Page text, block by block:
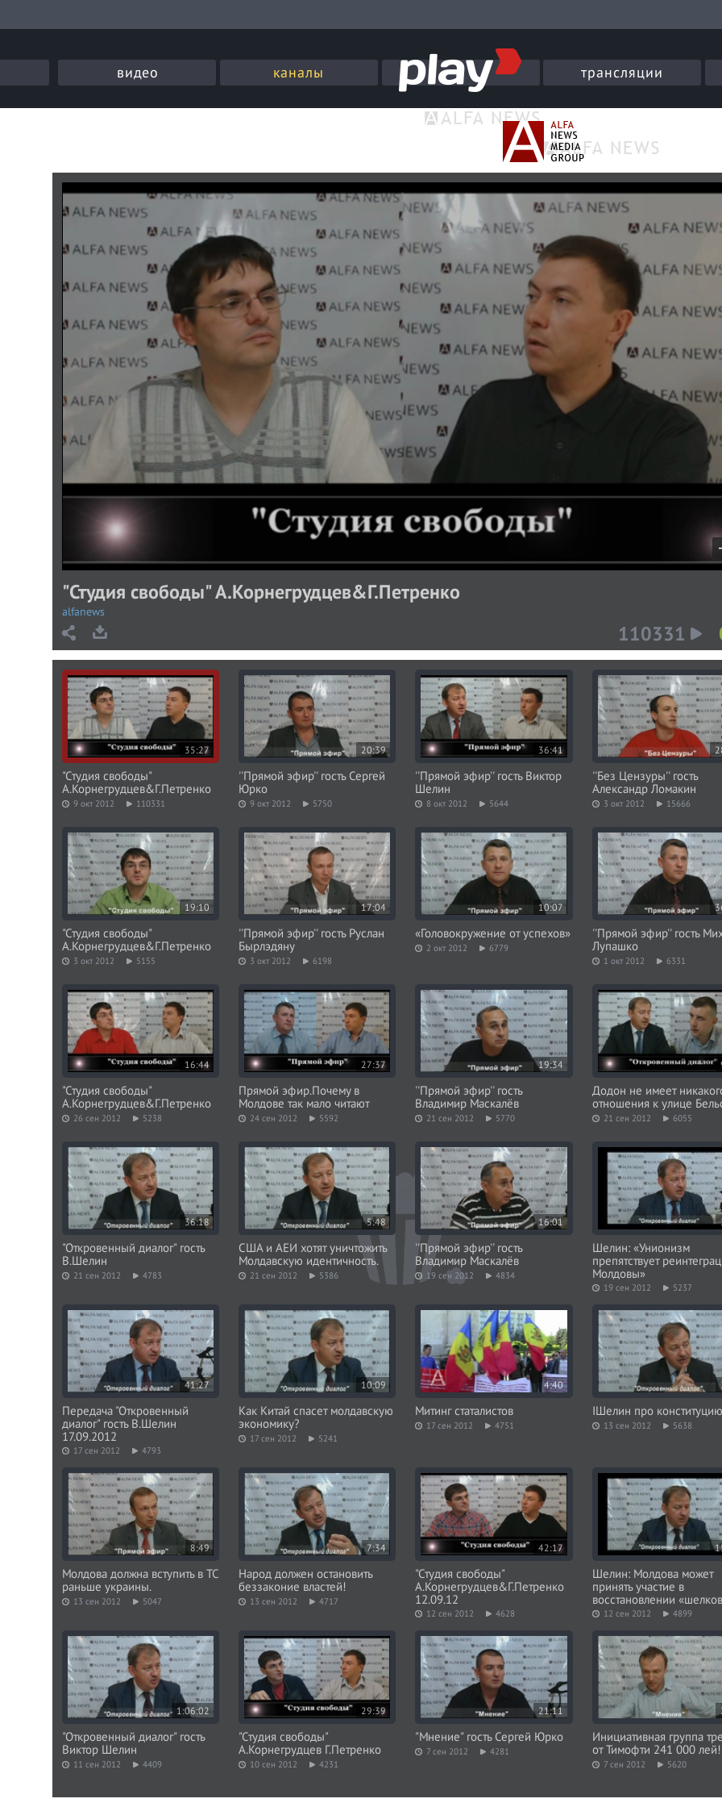
видео каналы трансляции
t
i
"Студия свободы" А.Корнегрудцев&Г.Петренко
alfanews
110331
35:27
"Студия свободы"
А.Корнегрудцев&Г.Петренко
9 окт 2012 110331
20:39
''Прямой эфир'' гость Сергей
Юрко
9 окт 2012 5750
36:41
''Прямой эфир'' гость Виктор
Шелин
8 окт 2012 5644
''Без Цензуры'' гость
Александр Ломакин
3 окт 2012 15666
19:10
"Студия свободы"
А.Корнегрудцев&Г.Петренко
3 окт 2012 5155
17:04
''Прямой эфир'' гость Руслан
Бырлэдяну
3 окт 2012 6198
10:07
«Головокружение от успехов»
2 окт 2012 6779
''Прямой эфир'' гость
Лупашко
1 окт 2012 6331
16:44
"Студия свободы"
А.Корнегрудцев&Г.Петренко
26 сен 2012 5238
27:37
Прямой эфир.Почему в
Молдове так мало читают
24 сен 2012 5592
19:34
''Прямой эфир'' гость
Владимир Маскалёв
21 сен 2012 5770
Додон не имеет
отношения к улице
21 сен 2012 6055
36:18
"Откровенный диалог" гость
В.Шелин
21 сен 2012 4783
5:48
США и АЕИ хотят уничтожить
Mолдавскую идентичность.
21 сен 2012 5386
16:01
''Прямой эфир'' гость
Владимир Маскалёв
19 сен 2012 4834
Шелин: «Унионизм
препятствует
Молдовы»
19 сен 2012 5237
41:27
Передача "Откровенный
диалог" гость В.Шелин
17.09.2012
17 сен 2012 4793
10:09
Как Китай спасет молдавскую
экономику?
17 сен 2012 5241
4:40
Митинг статалистов
17 сен 2012 4751
IШелин про конституцию
13 сен 2012 5638
8:49
Молдова должна вступить в ТС
раньше украины.
13 сен 2012 5047
7:34
Народ должен остановить
беззаконие властей!
13 сен 2012 4717
42:17
"Студия свободы"
А.Корнегрудцев&Г.Петренко
12.09.12
12 сен 2012 4628
Шелин: Молдова может
принять участие в
восстановлении
пути»
12 сен 2012 4899
1:06:02
"Откровенный диалог" гость
Виктор Шелин
11 сен 2012 4409
29:39
"Студия свободы"
А.Корнегрудцев Г.Петренко
10 сен 2012 4231
21:11
"Мнение" гость Сергей Юрко
7 сен 2012 4281
Инициативная группа
от Тимофти 241 000 лей!
7 сен 2012 5620